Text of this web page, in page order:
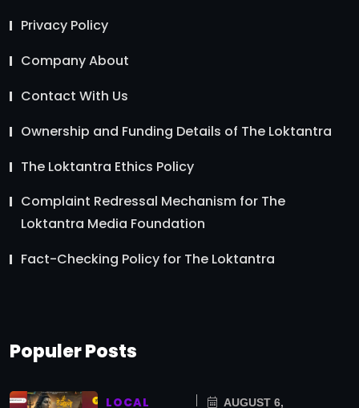
Privacy Policy
Company About
Contact With Us
Ownership and Funding Details of The Loktantra
The Loktantra Ethics Policy
Complaint Redressal Mechanism for The
Loktantra Media Foundation
Fact-Checking Policy for The Loktantra
Populer Posts
LOCAL
AUGUST 6,